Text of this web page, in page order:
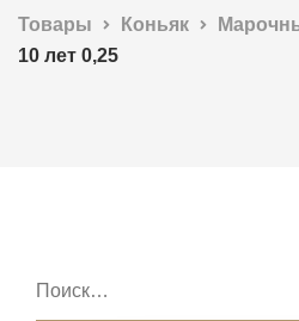
Товары Коньяк
10 лет 0,25